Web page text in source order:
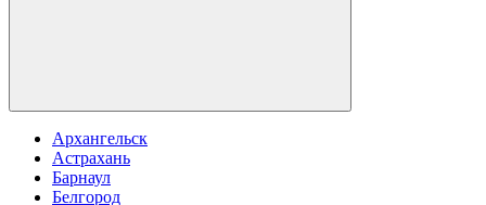
Архангельск
Астрахань
Барнаул
Белгород